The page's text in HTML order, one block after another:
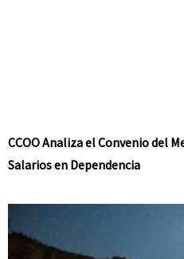
CCOO Analiza el Convenio del
Salarios en Dependencia